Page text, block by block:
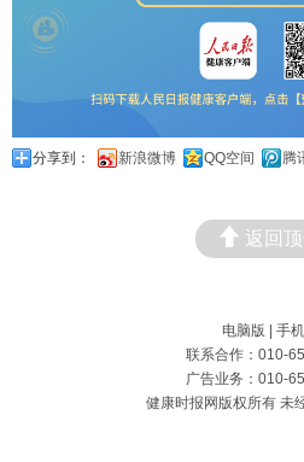
分享到： 新浪微博 QQ空间 腾
返回
电脑版 | 手
联系合作：010-
广告业务：010-
健康时报网版权所有 未